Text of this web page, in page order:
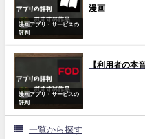
漫画アプリ・サービスの
評判
漫画
漫画アプリ・サービスの
評判
【利用者の本
一覧から探す